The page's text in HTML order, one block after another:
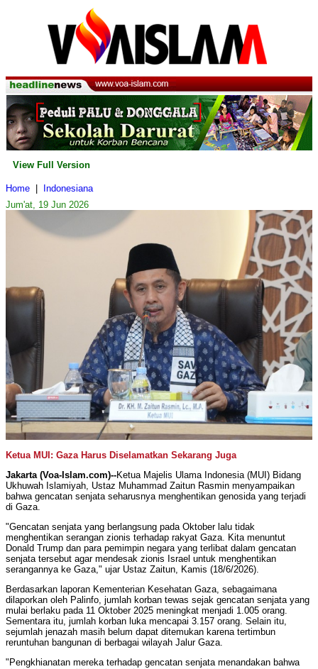
View Full Version
Home
Indonesiana
Jum'at, 19 Jun 2026
Ketua MUI: Gaza Harus Diselamatkan Sekarang Juga
Jakarta (Voa-Islam.com)--Ketua Majelis Ulama Indonesia (MUI) Bidang
Ukhuwah Islamiyah, Ustaz Muhammad Zaitun Rasmin menyampaikan
bahwa gencatan senjata seharusnya menghentikan genosida yang terjadi
di Gaza.
"Gencatan senjata yang berlangsung pada Oktober lalu tidak
menghentikan serangan zionis terhadap rakyat Gaza. Kita menuntut
Donald Trump dan para pemimpin negara yang terlibat dalam gencatan
senjata tersebut agar mendesak zionis Israel untuk menghentikan
serangannya ke Gaza," ujar Ustaz Zaitun, Kamis (18/6/2026).
Berdasarkan laporan Kementerian Kesehatan Gaza, sebagaimana
dilaporkan oleh Palinfo, jumlah korban tewas sejak gencatan senjata yang
mulai berlaku pada 11 Oktober 2025 meningkat menjadi 1.005 orang.
Sementara itu, jumlah korban luka mencapai 3.157 orang. Selain itu,
sejumlah jenazah masih belum dapat ditemukan karena tertimbun
reruntuhan bangunan di berbagai wilayah Jalur Gaza.
"Pengkhianatan mereka terhadap gencatan senjata menandakan bahwa